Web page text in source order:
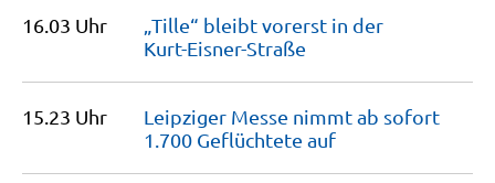
16.03 Uhr
„Tille“ bleibt vorerst in der
Kurt-Eisner-Straße
15.23 Uhr
Leipziger Messe nimmt ab sofort
1.700 Geflüchtete auf